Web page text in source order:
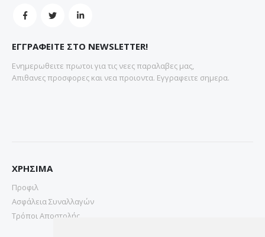
ΕΓΓΡΑΦΕΙΤΕ ΣΤΟ NEWSLETTER!
Ενημερωθειτε πρωτοι για τις νεες παραλαβες μας,
Απιθανες προσφορες και νεα προιοντα. Εγγραφειτε σημερα.
ΧΡΗΣΙΜΑ
Προφιλ
Ασφάλεια Συναλλαγών
Τρόποι Αποστολής